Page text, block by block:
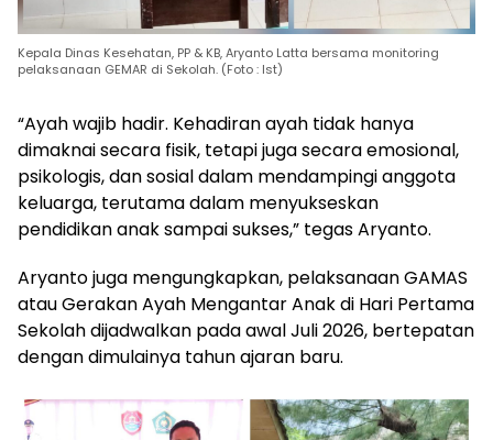
Kepala Dinas Kesehatan, PP & KB, Aryanto Latta bersama monitoring
pelaksanaan GEMAR di Sekolah. (Foto : Ist)
“Ayah wajib hadir. Kehadiran ayah tidak hanya
dimaknai secara fisik, tetapi juga secara emosional,
psikologis, dan sosial dalam mendampingi anggota
keluarga, terutama dalam menyukseskan
pendidikan anak sampai sukses,” tegas Aryanto.
Aryanto juga mengungkapkan, pelaksanaan GAMAS
atau Gerakan Ayah Mengantar Anak di Hari Pertama
Sekolah dijadwalkan pada awal Juli 2026, bertepatan
dengan dimulainya tahun ajaran baru.